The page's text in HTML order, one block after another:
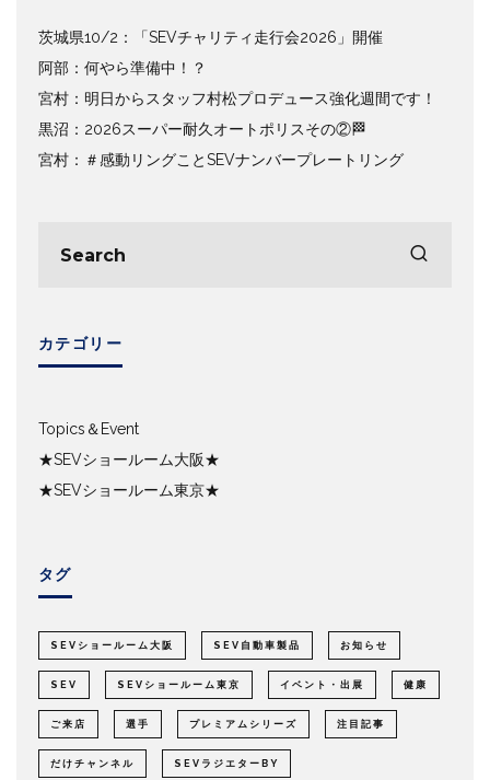
茨城県10/2：「SEVチャリティ走行会2026」開催
阿部：何やら準備中！？
宮村：明日からスタッフ村松プロデュース強化週間です！
黒沼：2026スーパー耐久オートポリスその②🏁
宮村：＃感動リングことSEVナンバープレートリング
カテゴリー
Topics＆Event
★SEVショールーム大阪★
★SEVショールーム東京★
タグ
SEVショールーム大阪 SEV自動車製品 お知らせ
SEV SEVショールーム東京 イベント・出展 健康
ご来店 選手 プレミアムシリーズ 注目記事
だけチャンネル SEVラジエターBY